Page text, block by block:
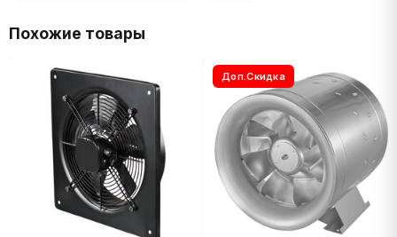
Похожие товары
Доп.Скидка